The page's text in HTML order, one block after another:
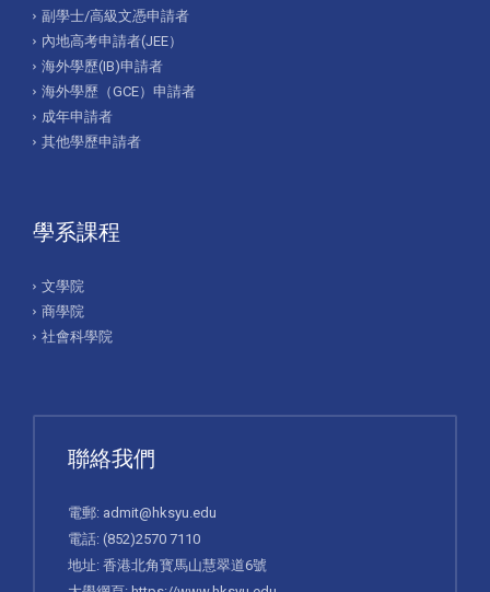
副學士/高級文憑申請者
內地高考申請者(JEE）
海外學歷(IB)申請者
海外學歷（GCE）申請者
成年申請者
其他學歷申請者
學系課程
文學院
商學院
社會科學院
聯絡我們
電郵: admit@hksyu.edu
電話: (852)2570 7110
地址: 香港北角寳馬山慧翠道6號